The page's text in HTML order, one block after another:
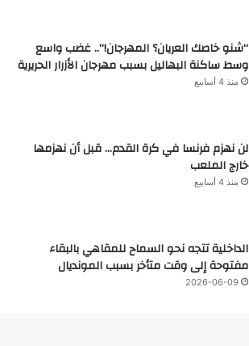
“شنو خاصك العريان؟ المهرجان!”.. غضب واسع
وسط ساكنة البهاليل بسبب مهرجان الأزرار الحريرية
منذ 4 أسابيع
لن نهزم فرنسا في كرة القدم… قبل أن نهزمها
خارج الملعب
منذ 4 أسابيع
الداخلية تتجه نحو السماح للمقاهي بالبقاء
مفتوحة إلى وقت متأخر بسبب المونديال
2026-06-09